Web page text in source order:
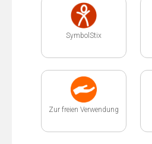
SymbolStix
Zur freien Verwendung